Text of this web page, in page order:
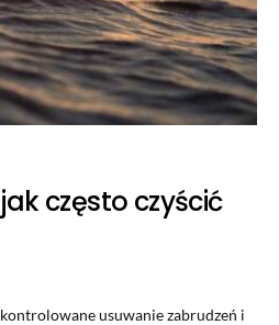
często czyścić
usuwanie zabrudzeń i